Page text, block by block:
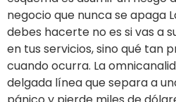
negocio que nunca se apaga
debes hacerte no es si vas a
en tus servicios, sino qué tan
cuando ocurra. La
delgada línea que separa a